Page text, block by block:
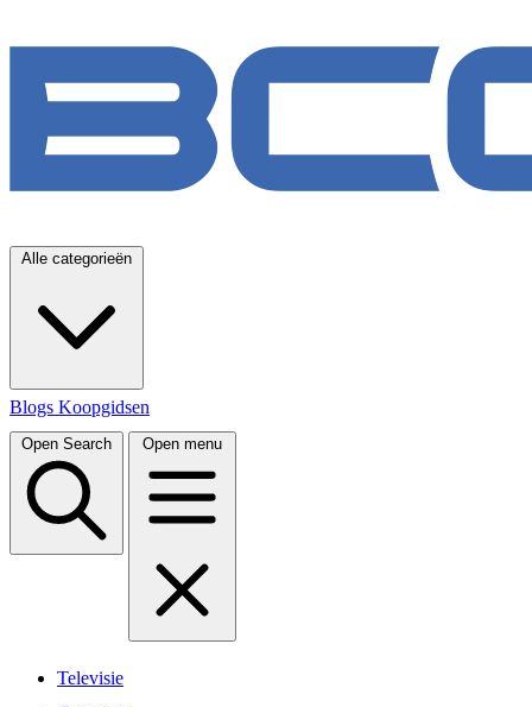
Alle categorieën
Blogs Koopgidsen
Open Search Open menu
Televisie